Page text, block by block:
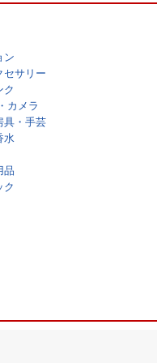
ン
セサリー
ク
カメラ
具・手芸
水
品
ク